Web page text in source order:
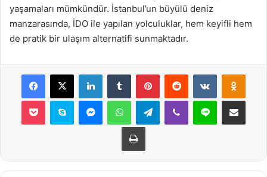
yaşamaları mümkündür. İstanbul’un büyülü deniz
manzarasında, İDO ile yapılan yolculuklar, hem keyifli hem
de pratik bir ulaşım alternatifi sunmaktadır.
Facebook
X LinkedInTumblr PinterestReddit VKontakte
Pocket Skype MessengerWhatsAppTelegramViber Line E-Posta ile
Yazdır